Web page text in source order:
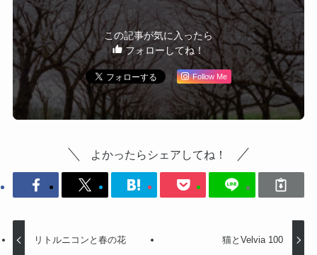
この記事が気に入ったら
フォローしてね！
Follow Me
よかったらシェアしてね！
リトルニコンと春の花 猫とVelvia 100